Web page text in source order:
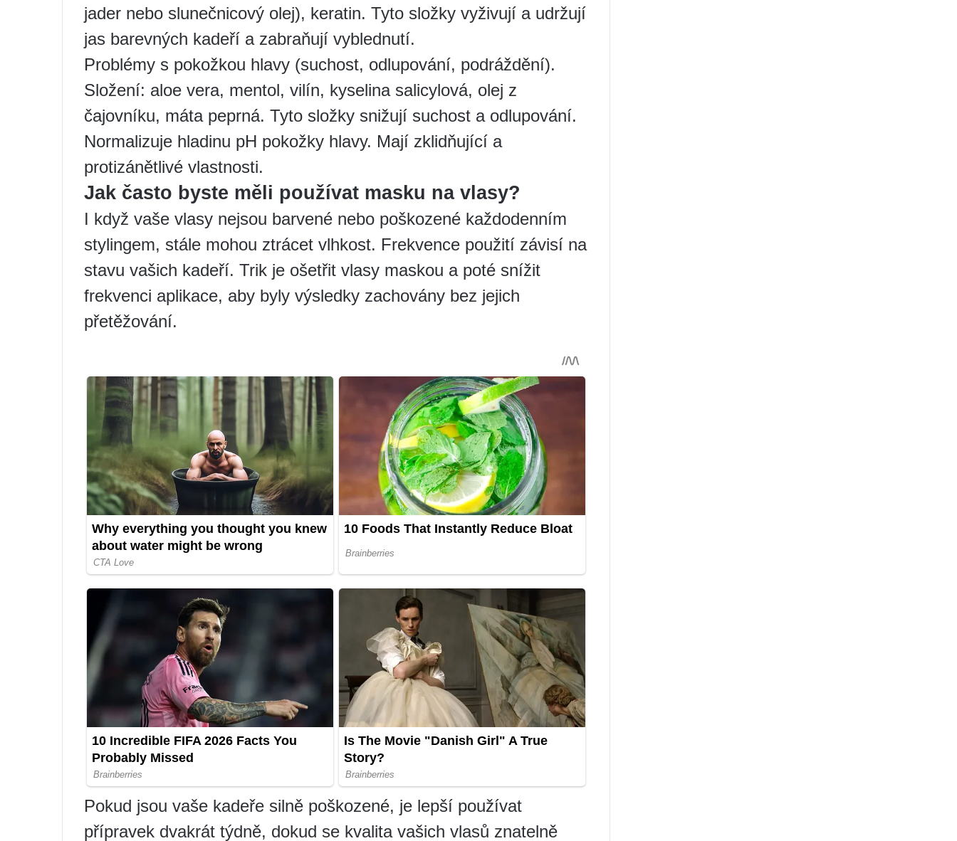
jader nebo slunečnicový olej), keratin. Tyto složky vyživují a udržují
jas barevných kadeří a zabraňují vyblednutí.
Problémy s pokožkou hlavy (suchost, odlupování, podráždění).
Složení: aloe vera, mentol, vilín, kyselina salicylová, olej z
čajovníku, máta peprná. Tyto složky snižují suchost a odlupování.
Normalizuje hladinu pH pokožky hlavy. Mají zklidňující a
protizánětlivé vlastnosti.
Jak často byste měli používat masku na vlasy?
I když vaše vlasy nejsou barvené nebo poškozené každodenním
stylingem, stále mohou ztrácet vlhkost. Frekvence použití závisí na
stavu vašich kadeří. Trik je ošetřit vlasy maskou a poté snížit
frekvenci aplikace, aby byly výsledky zachovány bez jejich
přetěžování.
Pokud jsou vaše kadeře silně poškozené, je lepší používat
přípravek dvakrát týdně, dokud se kvalita vašich vlasů znatelně